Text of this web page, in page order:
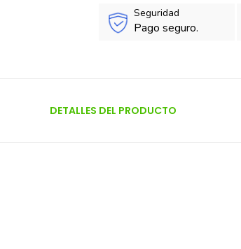
Seguridad
Pago seguro.
DETALLES DEL PRODUCTO